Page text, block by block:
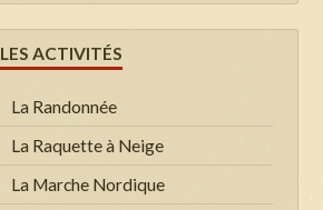
LES ACTIVITÉS
La Randonnée
La Raquette à Neige
La Marche Nordique